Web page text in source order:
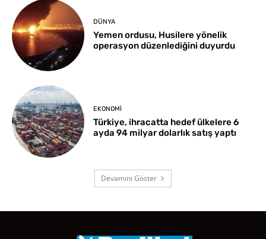
DÜNYA
Yemen ordusu, Husilere yönelik
operasyon düzenlediğini duyurdu
EKONOMI
Türkiye, ihracatta hedef ülkelere 6
ayda 94 milyar dolarlık satış yaptı
Devamını Göster